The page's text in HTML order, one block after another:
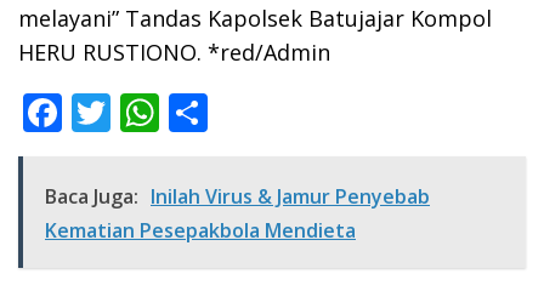
melayani” Tandas Kapolsek Batujajar Kompol
HERU RUSTIONO. *red/Admin
F
e
b
o
T
itt
er
W
at
s
A
ar
e
Baca Juga: Inilah Virus & Jamur Penyebab
Kematian Pesepakbola Mendieta